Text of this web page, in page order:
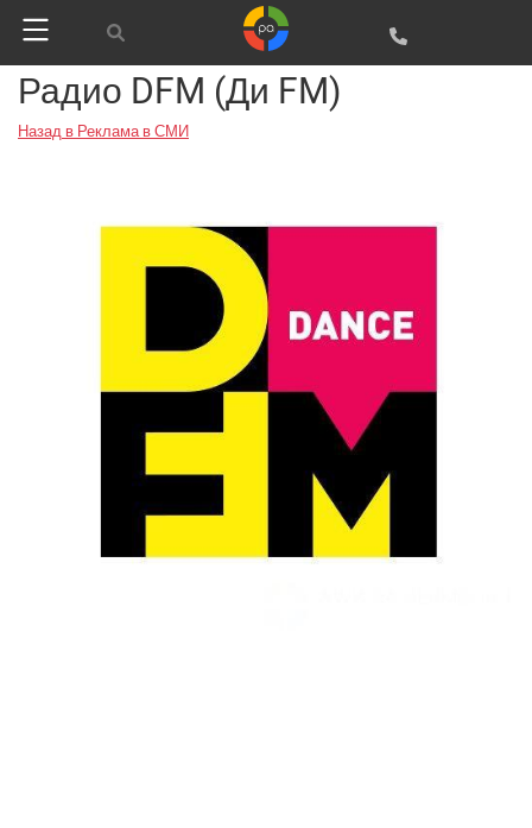
Радио DFM (Ди FM)
Назад в Реклама в СМИ